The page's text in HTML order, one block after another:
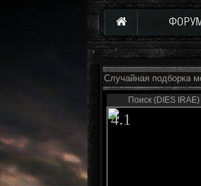
Случайная подборка
Поиск (DIES IRAE)
4.1